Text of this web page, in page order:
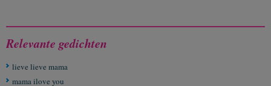
Relevante gedichten
lieve lieve mama
mama ilove you